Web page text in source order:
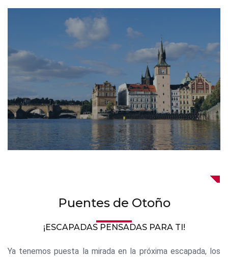
Puentes de Otoño
¡ESCAPADAS PENSADAS PARA TI!
Ya tenemos puesta la mirada en la próxima escapada, los